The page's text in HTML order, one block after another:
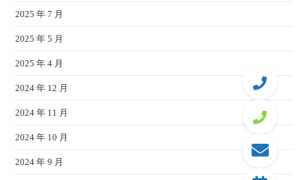
2025 年 7 月
2025 年 5 月
2025 年 4 月
2024 年 12 月
2024 年 11 月
2024 年 10 月
2024 年 9 月